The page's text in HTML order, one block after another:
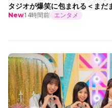
タジオが爆笑に包まれる＜まだ
New14時間前 エンタメ